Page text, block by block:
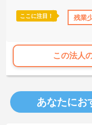
・補助 日勤のみ 年
ここに注目！ 残業
この法人
あなたにお